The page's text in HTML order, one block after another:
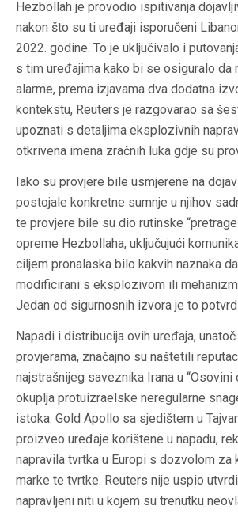
Hezbollah je provodio ispitivanja
nakon što su ti uređaji isporučeni
2022. godine. To je uključivalo i
s tim uređajima kako bi se osiguralo da
alarme, prema izjavama dva dodatna
kontekstu, Reuters je razgovarao sa
upoznati s detaljima eksplozivnih
otkrivena imena zračnih luka gdje su
Iako su provjere bile usmjerene na
postojale konkretne sumnje u njihov
te provjere bile su dio rutinske
opreme Hezbollaha, uključujući
ciljem pronalaska bilo kakvih naznaka
modificirani s eksplozivom ili
Jedan od sigurnosnih izvora je to
Napadi i distribucija ovih uređaja,
provjerama, značajno su naštetili
najstrašnijeg saveznika Irana u “Osovini
okuplja protuizraelske neregularne
istoka. Gold Apollo sa sjedištem u
proizveo uređaje korištene u napadu,
napravila tvrtka u Europi s dozvolom za
marke te tvrtke. Reuters nije uspio
napravljeni niti u kojem su trenutku